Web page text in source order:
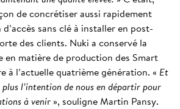
de concrétiser aussi rapidement
d’accès sans clé à installer en post-
des clients. Nuki a conservé la
en matière de production des Smart
à l’actuelle quatrième génération. « Et
plus l’intention de nous en départir pour
à venir », souligne Martin Pansy.